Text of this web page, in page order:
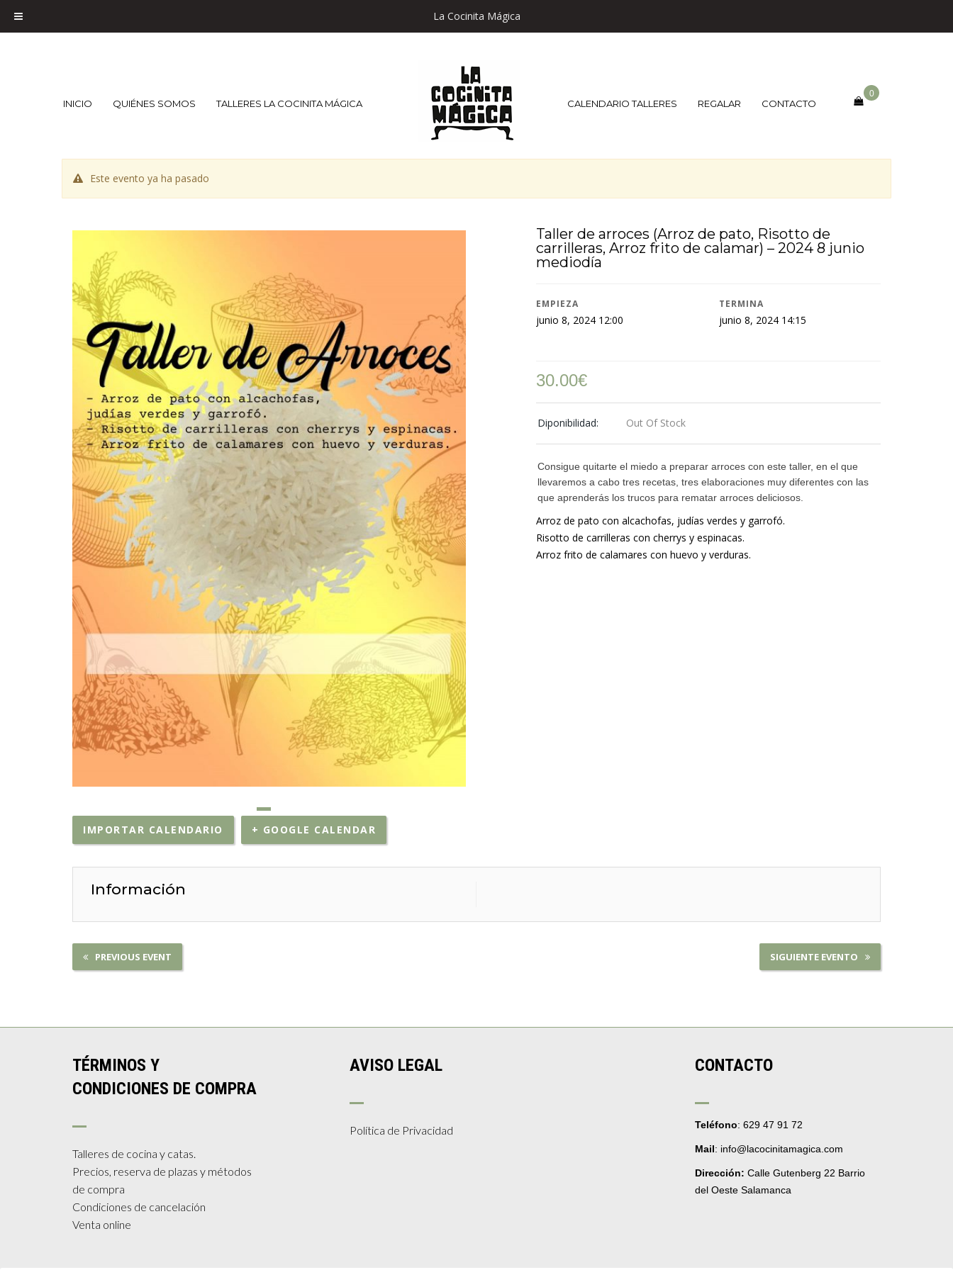
INICIO QUIÉNES SOMOS TALLERES LA COCINITA MÁGICA CALENDARIO TALLERES REGALAR CONTACTO
0
Este evento ya ha pasado
Taller de arroces (Arroz de pato, Risotto de
carrilleras, Arroz frito de calamar) – 2024 8 junio
mediodía
EMPIEZA
junio 8, 2024 12:00
TERMINA
junio 8, 2024 14:15
30.00€
Diponibilidad: Out Of Stock
Consigue quitarte el miedo a preparar arroces con este taller, en el que
llevaremos a cabo tres recetas, tres elaboraciones muy diferentes con las
que aprenderás los trucos para rematar arroces deliciosos.
Arroz de pato con alcachofas, judías verdes y garrofó.
Risotto de carrilleras con cherrys y espinacas.
Arroz frito de calamares con huevo y verduras.
IMPORTAR CALENDARIO + GOOGLE CALENDAR
Información
PREVIOUS EVENT SIGUIENTE EVENTO
TÉRMINOS Y
CONDICIONES DE COMPRA
Talleres de cocina y catas.
Precios, reserva de plazas y métodos
de compra
Condiciones de cancelación
Venta online
AVISO LEGAL
Política de Privacidad
CONTACTO
Teléfono: 629 47 91 72
Mail: info@lacocinitamagica.com
Dirección: Calle Gutenberg 22 Barrio
del Oeste Salamanca
La Cocinita Mágica